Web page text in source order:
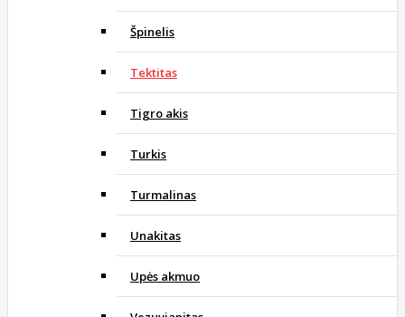
Špinelis
Tektitas
Tigro akis
Turkis
Turmalinas
Unakitas
Upės akmuo